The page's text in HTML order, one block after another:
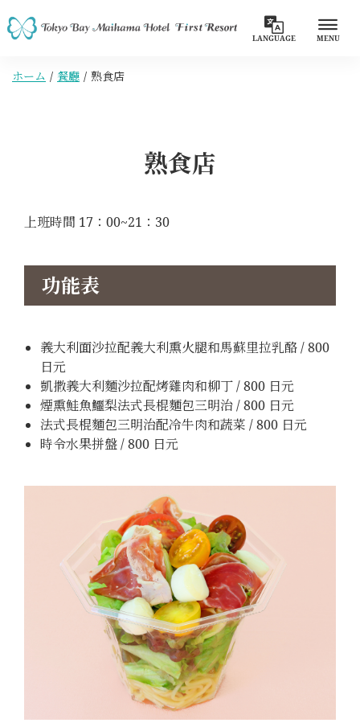
LANGUAGE MENU
ホーム 餐廳 熟食店
熟食店
上班時間 17：00~21：30
功能表
義大利面沙拉配義大利熏火腿和馬蘇里拉乳酪 / 800
日元
凱撒義大利麵沙拉配烤雞肉和柳丁 / 800 日元
煙熏鮭魚鱷梨法式長棍麵包三明治 / 800 日元
法式長棍麵包三明治配冷牛肉和蔬菜 / 800 日元
時令水果拼盤 / 800 日元